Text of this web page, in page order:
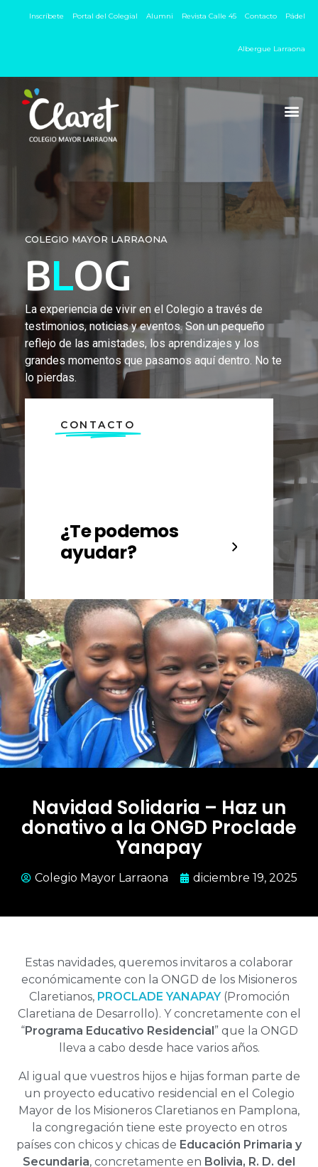
Inscríbete Portal del Colegial Alumni Revista Calle 45 Contacto Pádel
Albergue Larraona
COLEGIO MAYOR LARRAONA
BLOG
La experiencia de vivir en el Colegio a través de
testimonios, noticias y eventos. Son un pequeño
reflejo de las amistades, los aprendizajes y los
grandes momentos que pasamos aquí dentro. No te
lo pierdas.
CONTACTO
¿Te podemos
ayudar?
Navidad Solidaria – Haz un
donativo a la ONGD Proclade
Yanapay
Colegio Mayor Larraona diciembre 19, 2025
Estas navidades, queremos invitaros a colaborar
económicamente con la ONGD de los Misioneros
Claretianos, PROCLADE YANAPAY(Promoción
Claretiana de Desarrollo). Y concretamente con el
“Programa Educativo Residencial ” que la ONGD
lleva a cabo desde hace varios años.
Al igual que vuestros hijos e hijas forman parte de
un proyecto educativo residencial en el Colegio
Mayor de los Misioneros Claretianos en Pamplona,
la congregación tiene este proyecto en otros
países con chicos y chicas de Educación Primaria y
Secundaria, concretamente en Bolivia, R. D. del